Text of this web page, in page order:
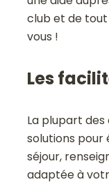
club et de
vous !
Les
La plupart
solutions pour
séjour,
adaptée à